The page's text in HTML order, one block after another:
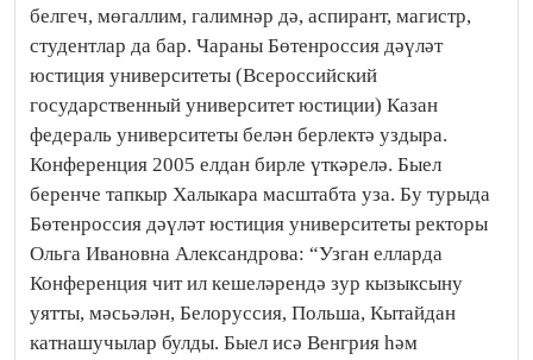
белгеч, мөгаллим, галимнәр дә, аспирант, магистр,
студентлар да бар. Чараны Бөтенроссия дәүләт
юстиция университеты (Всероссийский
государственный университет юстиции) Казан
федераль университеты белән берлектә уздыра.
Конференция 2005 елдан бирле үткәрелә. Быел
беренче тапкыр Халыкара масштабта уза. Бу турыда
Бөтенроссия дәүләт юстиция университеты ректоры
Ольга Ивановна Александрова: “Узган елларда
Конференция чит ил кешеләрендә зур кызыксыну
уятты, мәсьәлән, Белоруссия, Польша, Кытайдан
катнашучылар булды. Быел исә Венгрия һәм